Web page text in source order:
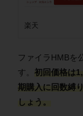
楽天
ファイラHMBを
す。 初回価格は
期購入に回数縛
しょう。